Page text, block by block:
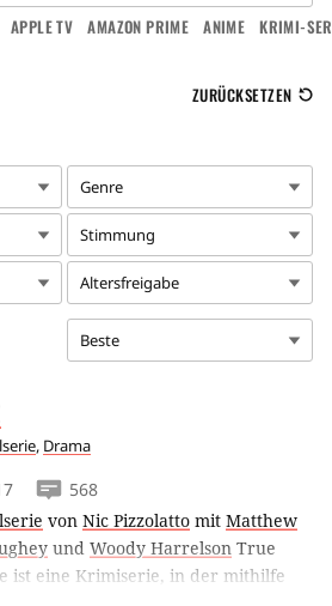
APPLE TV AMAZON PRIME ANIME KRIMI-
ZURÜCKSETZEN
Genre
Stimmung
Altersfreigabe
Beste
, Drama
568
von Nic Pizzolatto mit Matthew
und Woody Harrelson True
ist eine Krimiserie, in der mithilfe